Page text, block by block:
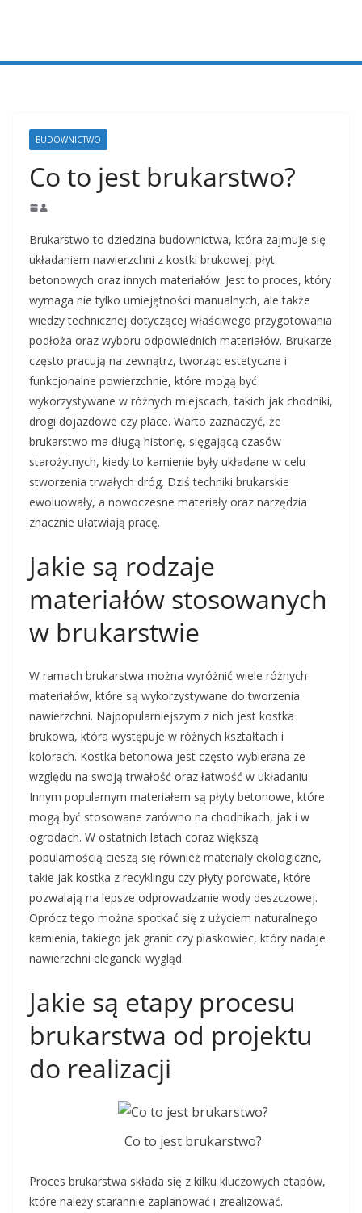
BUDOWNICTWO
Co to jest brukarstwo?
Brukarstwo to dziedzina budownictwa, która zajmuje się
układaniem nawierzchni z kostki brukowej, płyt
betonowych oraz innych materiałów. Jest to proces, który
wymaga nie tylko umiejętności manualnych, ale także
wiedzy technicznej dotyczącej właściwego przygotowania
podłoża oraz wyboru odpowiednich materiałów. Brukarze
często pracują na zewnątrz, tworząc estetyczne i
funkcjonalne powierzchnie, które mogą być
wykorzystywane w różnych miejscach, takich jak chodniki,
drogi dojazdowe czy place. Warto zaznaczyć, że
brukarstwo ma długą historię, sięgającą czasów
starożytnych, kiedy to kamienie były układane w celu
stworzenia trwałych dróg. Dziś techniki brukarskie
ewoluowały, a nowoczesne materiały oraz narzędzia
znacznie ułatwiają pracę.
Jakie są rodzaje
materiałów stosowanych
w brukarstwie
W ramach brukarstwa można wyróżnić wiele różnych
materiałów, które są wykorzystywane do tworzenia
nawierzchni. Najpopularniejszym z nich jest kostka
brukowa, która występuje w różnych kształtach i
kolorach. Kostka betonowa jest często wybierana ze
względu na swoją trwałość oraz łatwość w układaniu.
Innym popularnym materiałem są płyty betonowe, które
mogą być stosowane zarówno na chodnikach, jak i w
ogrodach. W ostatnich latach coraz większą
popularnością cieszą się również materiały ekologiczne,
takie jak kostka z recyklingu czy płyty porowate, które
pozwalają na lepsze odprowadzanie wody deszczowej.
Oprócz tego można spotkać się z użyciem naturalnego
kamienia, takiego jak granit czy piaskowiec, który nadaje
nawierzchni elegancki wygląd.
Jakie są etapy procesu
brukarstwa od projektu
do realizacji
Co to jest brukarstwo?
Proces brukarstwa składa się z kilku kluczowych etapów,
które należy starannie zaplanować i zrealizować.